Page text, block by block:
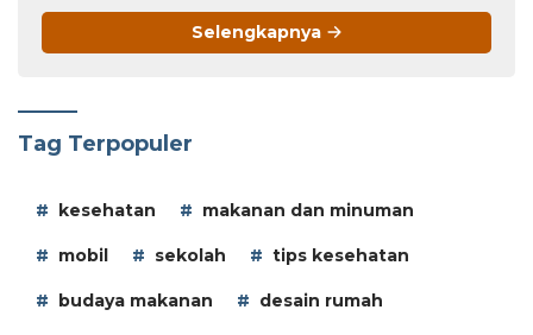
Selengkapnya
Tag Terpopuler
kesehatan makanan dan minuman
mobil sekolah tips kesehatan
budaya makanan desain rumah